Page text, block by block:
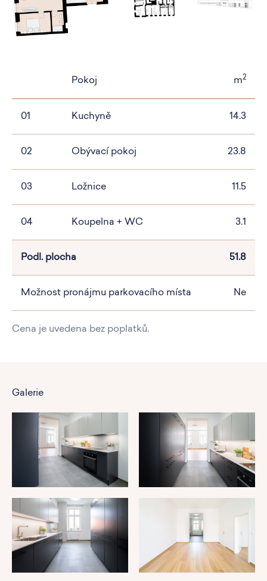
Pokoj m2
01 Kuchyně 14.3
02 Obývací pokoj 23.8
03 Ložnice 11.5
04 Koupelna + WC 3.1
Podl. plocha 51.8
Možnost pronájmu parkovacího místa Ne
Cena je uvedena bez poplatků.
Galerie